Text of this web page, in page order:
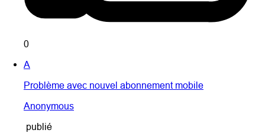
0
A
Problème avec nouvel abonnement mobile
Anonymous
publié